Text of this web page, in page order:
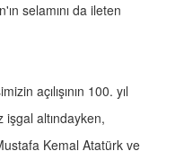
selamını da ileten
açılışının 100. yıl
altındayken,
Kemal Atatürk ve